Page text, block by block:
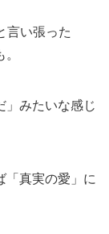
言い張った
」みたいな感じ
「真実の愛」に